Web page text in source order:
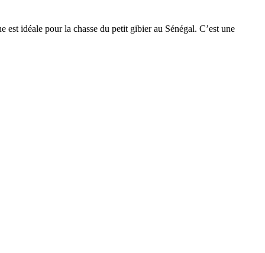
idéale pour la chasse du petit gibier au Sénégal. C’est une